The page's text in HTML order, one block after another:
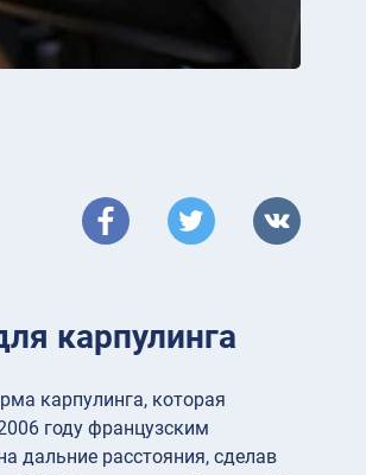
карпулинга
карпулинга, которая
году французским
дальние расстояния, сделав